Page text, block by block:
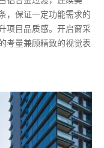
，保证一定功能需求的
项目品质感。开启窗采
考量兼顾精致的视觉表